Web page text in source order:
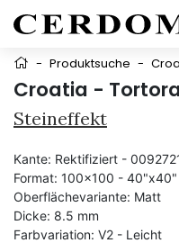
- Produktsuche -
Croatia -
Steineffekt
Kante: Rektifiziert -
Format: 100x100 - 40"x40"
Oberflächevariante: Matt
Dicke: 8.5 mm
Farbvariation: V2 - Leicht